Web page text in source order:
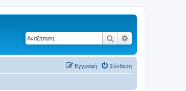
Αναζήτηση
Σύνδεση
Εγγραφή